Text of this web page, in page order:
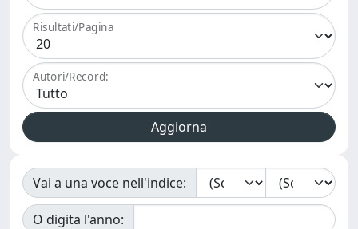
Risultati/Pagina
Autori/Record:
Vai a una voce nell'indice:
O digita l'anno: